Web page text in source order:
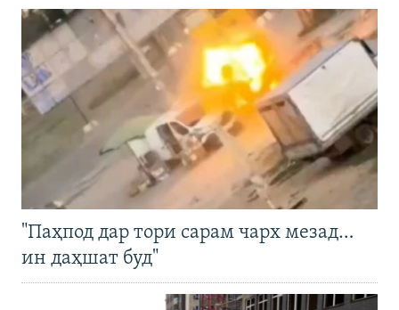
"Паҳпод дар тори сарам чарх мезад…
ин даҳшат буд"